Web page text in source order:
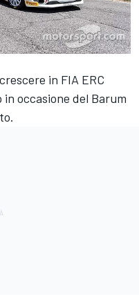
in FIA ERC
occasione del Barum